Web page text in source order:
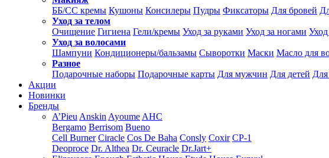
ББ/СС кремы Кушоны Консилеры Пудры Фиксаторы Для бровей
Уход за телом
Очищение Гигиена Гели/кремы Уход за руками Уход за ногами
Уход за волосами
Шампуни Кондиционеры/бальзамы Сыворотки Маски Масло для
Разное
Подарочные наборы Подарочные карты Для мужчин Для детей
Акции
Новинки
Бренды
A’Pieu Anskin Ayoume AHC
Bergamo Berrisom Bueno
Cell Burner Ciracle Cos De Baha Consly Coxir CP-1
Deoproce Dr. Althea Dr. Ceuracle Dr.Jart+